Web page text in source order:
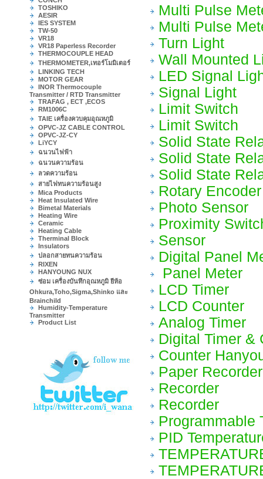
TOSHIKO
AESIR
IES SYSTEM
TW-50
VR18
VR18 Paperless Recorder
THERMOCOUPLE HEAD
THERMOMETER,เทอร์โมมิเตอร์
LINKING TECH
MOTOR GEAR
INOR Thermocouple
Transmitter / RTD Transmitter
TRAFAG , ECT ,ECOS
RM1006C
TAIE เครื่องควบคุมอุณหภูมิ
OPVC-JZ CABLE CONTROL
OPVC-JZ-CY
LiYCY
ฉนวนไฟฟ้า
ฉนวนความร้อน
ลวดความร้อน
สายไฟทนความร้อนสูง
Mica Products
Heat Insulated Wire
Bimetal Materials
Heating Wire
Ceramic
Heating Cable
Therminal Block
Insulators
ปลอกสายทนความร้อน
RIXEN
HANYOUNG NUX
ซ่อม เครื่องบันทึกอุณหภูมิ ยีห้อ
Ohkura,Toho,Sigma,Shinko และ
Brainchild
Humidity-Temperature
Transmitter
Product List
Multi Pulse
Multi Pulse
Turn Light
Wall Mounted
LED Signal
Signal Light
Limit Switch
Limit Switch
Solid State
Solid State
Solid State
Rotary Encoder
Photo Sensor
Proximity
Sensor
Digital Panel
Panel Meter
LCD Timer
LCD Counter
Analog Timer
Digital Timer &
Counter
Paper
Recorder
Recorder
Programmable
PID